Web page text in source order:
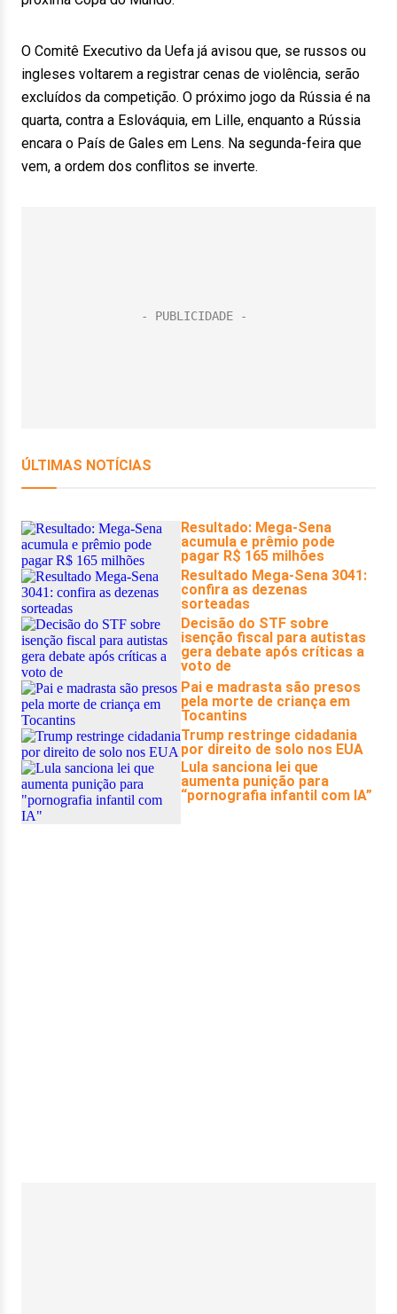
O Comitê Executivo da Uefa já avisou que, se russos ou
ingleses voltarem a registrar cenas de violência, serão
excluídos da competição. O próximo jogo da Rússia é na
quarta, contra a Eslováquia, em Lille, enquanto a Rússia
encara o País de Gales em Lens. Na segunda-feira que
vem, a ordem dos conflitos se inverte.